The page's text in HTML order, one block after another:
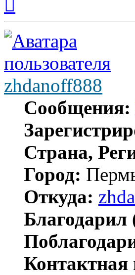
началу
zhdanoff888
Сообщения:
Страна,
Город:
Откуда:
Благодарил